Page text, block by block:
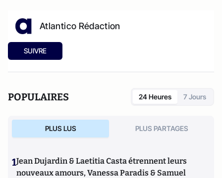
Atlantico Rédaction
SUIVRE
POPULAIRES 24 Heures 7 Jours
PLUS LUS PLUS PARTAGES
1Jean Dujardin & Laetitia Casta étrennent leurs
nouveaux amours, Vanessa Paradis & Samuel